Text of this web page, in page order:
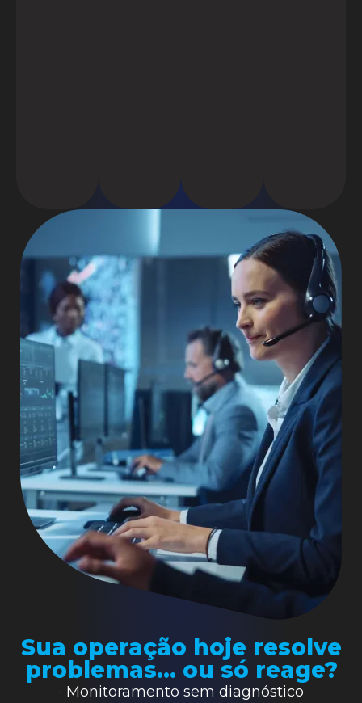
Sua operação hoje resolve
problemas… ou só reage?
· Monitoramento sem diagnóstico